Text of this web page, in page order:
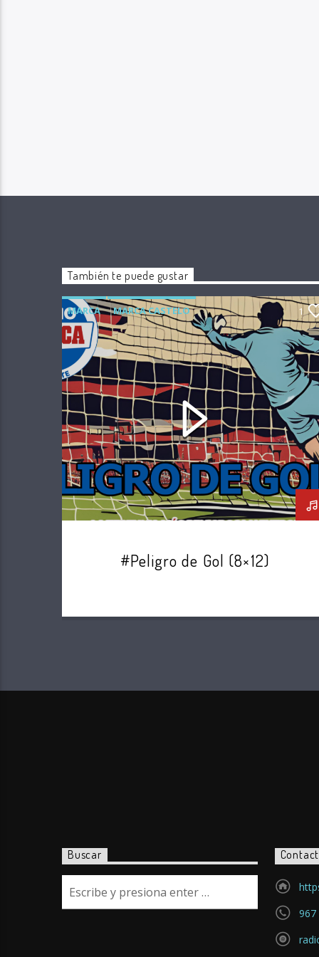
También te puede gustar
MARCA
MARCA CASTELO
PELIGRO DE GOL
1
#Peligro de Gol (8×12)
Buscar
967